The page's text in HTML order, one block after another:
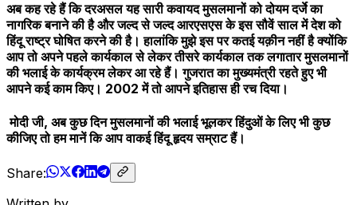
अब कह रहे हैं कि दरअसल यह सारी कवायद मुसलमानों को दोयम दर्जे का
नागरिक बनाने की है और जल्द से जल्द आरएसएस के इस सौवें साल में देश को
हिंदू राष्ट्र घोषित करने की है। हालांकि मुझे इस पर कतई यक़ीन नहीं है क्योंकि
आप तो अपने पहले कार्यकाल से लेकर तीसरे कार्यकाल तक लगातार मुसलमानों
की भलाई के कार्यक्रम लेकर आ रहे हैं। गुजरात का मुख्यमंत्री रहते हुए भी
आपने कई काम किए। 2002 में तो आपने इतिहास ही रच दिया।
मोदी जी, अब कुछ दिन मुसलमानों की भलाई भूलकर हिंदुओं के लिए भी कुछ
कीजिए तो हम मानें कि आप वाकई हिंदू हृदय सम्राट हैं।
Share: